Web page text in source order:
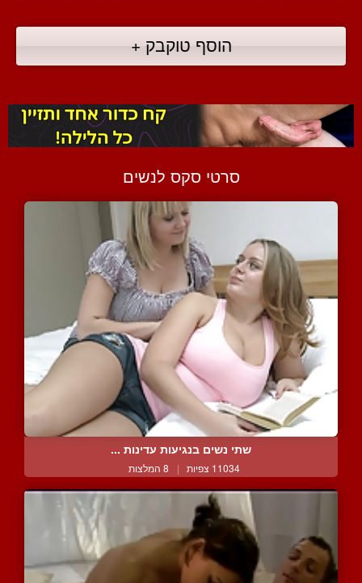
הוסף טוקבק +
סרטי סקס לנשים
שתי נשים בנגיעות עדינות ...
11034 צפיות | 8 המלצות